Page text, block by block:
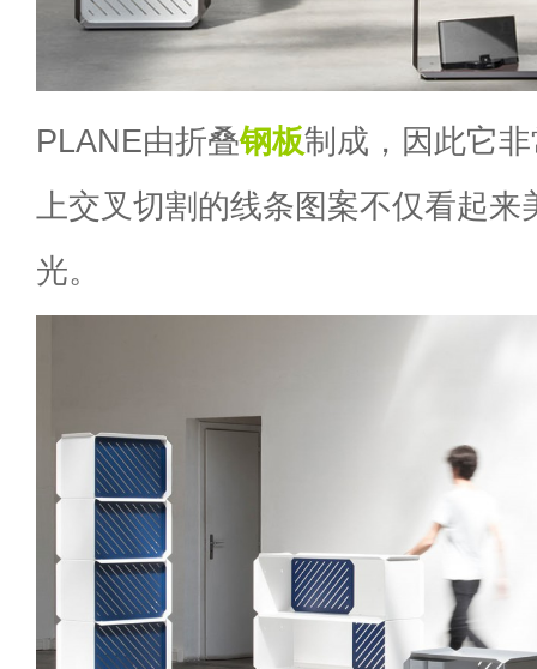
PLANE由折叠钢板制成，因此它
上交叉切割的线条图案不仅看起
光。